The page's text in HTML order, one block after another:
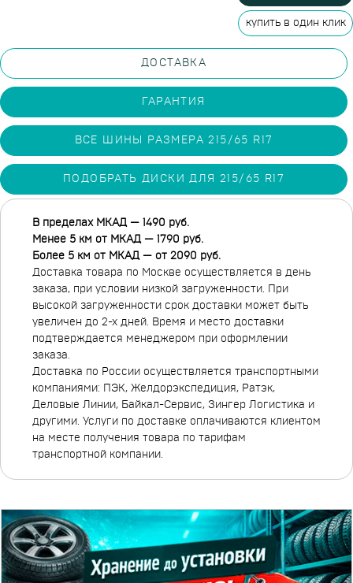
купить в один клик
ДОСТАВКА
ГАРАНТИЯ
ВСЕ ШИНЫ РАЗМЕРА 215/65 R17
ПОДОБРАТЬ ДИСКИ ДЛЯ 215/65 R17
В пределах МКАД — 1490 руб.
Менее 5 км от МКАД — 1790 руб.
Более 5 км от МКАД — от 2090 руб.
Доставка товара по Москве осуществляется в день
заказа, при условии низкой загруженности. При
высокой загруженности срок доставки может быть
увеличен до 2-х дней. Время и место доставки
подтверждается менеджером при оформлении
заказа.
Доставка по России осуществляется транспортными
компаниями: ПЭК, Желдорэкспедиция, Ратэк,
Деловые Линии, Байкал-Сервис, Зингер Логистика и
другими. Услуги по доставке оплачиваются клиентом
на месте получения товара по тарифам
транспортной компании.